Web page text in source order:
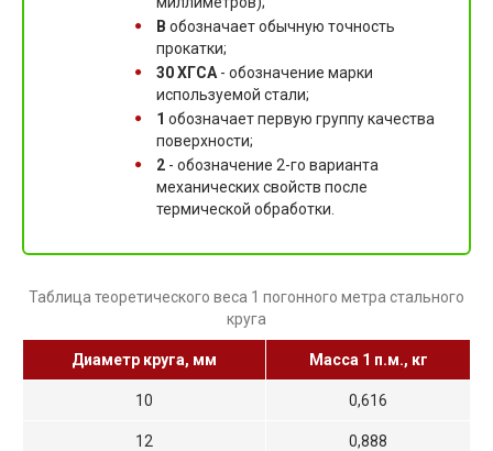
B обозначает обычную точность
прокатки;
30 ХГСА - обозначение марки
используемой стали;
1 обозначает первую группу качества
поверхности;
2 - обозначение 2-го варианта
механических свойств после
термической обработки.
Таблица теоретического веса 1 погонного метра стального
круга
Диаметр круга, мм Масса 1 п.м., кг
10 0,616
12 0,888